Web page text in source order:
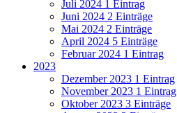
Juli 2024 1 Eintrag
Juni 2024 2 Einträge
Mai 2024 2 Einträge
April 2024 5 Einträge
Februar 2024 1 Eintrag
2023
Dezember 2023 1 Eintrag
November 2023 1 Eintrag
Oktober 2023 3 Einträge